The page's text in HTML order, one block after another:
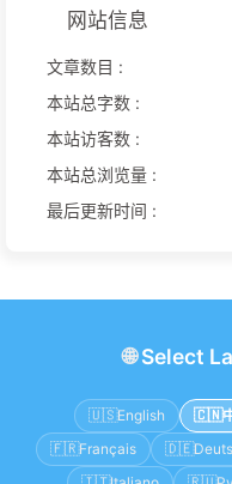
网站信息
文章数目 :
本站总字数 :
本站访客数 :
本站总浏览量 :
最后更新时间 :
🌐Select
🇺🇸English 🇨🇳
🇫🇷Français 🇩🇪